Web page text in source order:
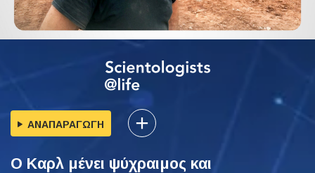
ΑΝΑΠΑΡΑΓΩΓΗ
Ο Καρλ μένει ψύχραιμος και